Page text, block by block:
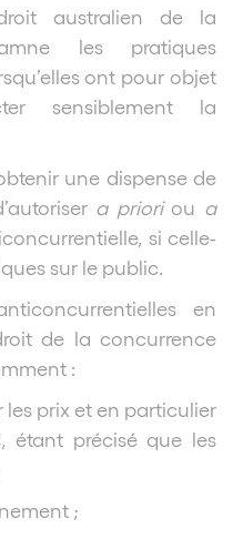
australien de la
les pratiques
ont pour objet
sensiblement la
une dispense de
a prioriou a
si celle-
sur le public.
en
de la concurrence
:
prix et en particulier
étant précisé que les
;